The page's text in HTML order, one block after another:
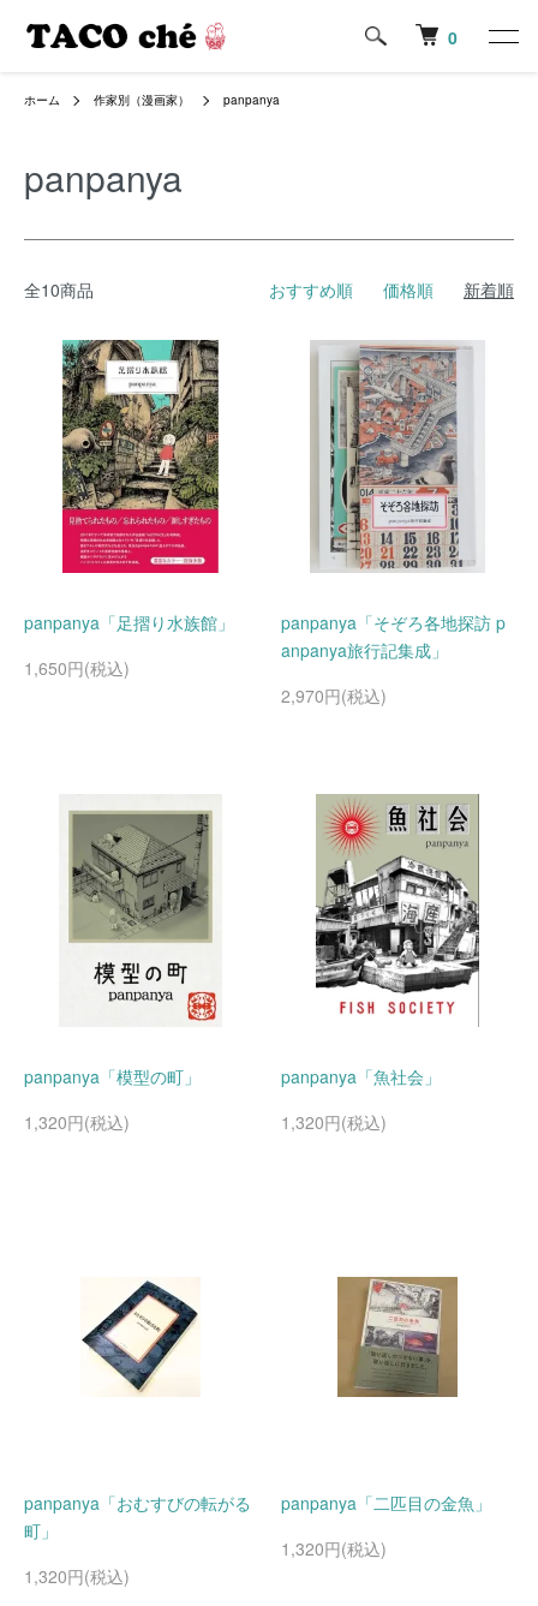
0
ホーム 作家別（漫画家） panpanya
panpanya
全10商品 おすすめ順 価格順 新着順
panpanya「足摺り水族館」
1,650円(税込)
panpanya「そぞろ各地探訪 p
anpanya旅行記集成」
2,970円(税込)
panpanya「模型の町」
1,320円(税込)
panpanya「魚社会」
1,320円(税込)
panpanya「おむすびの転がる
町」
1,320円(税込)
panpanya「二匹目の金魚」
1,320円(税込)